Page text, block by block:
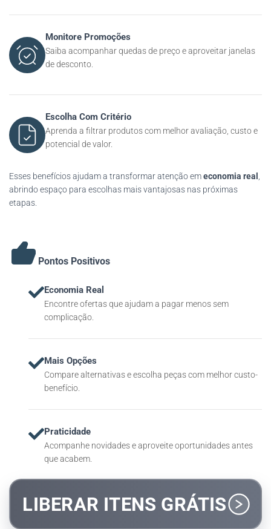
Monitore Promoções
Saiba acompanhar quedas de preço e aproveitar janelas
de desconto.
Escolha Com Critério
Aprenda a filtrar produtos com melhor avaliação, custo e
potencial de valor.
Esses benefícios ajudam a transformar atenção emeconomia real
abrindo espaço para escolhas mais vantajosas nas próximas
etapas.
Pontos Positivos
Economia Real
Encontre ofertas que ajudam a pagar menos sem
complicação.
Mais Opções
Compare alternativas e escolha peças com melhor custo-
benefício.
Praticidade
Acompanhe novidades e aproveite oportunidades antes
que acabem.
LIBERAR ITENS GRÁTIS